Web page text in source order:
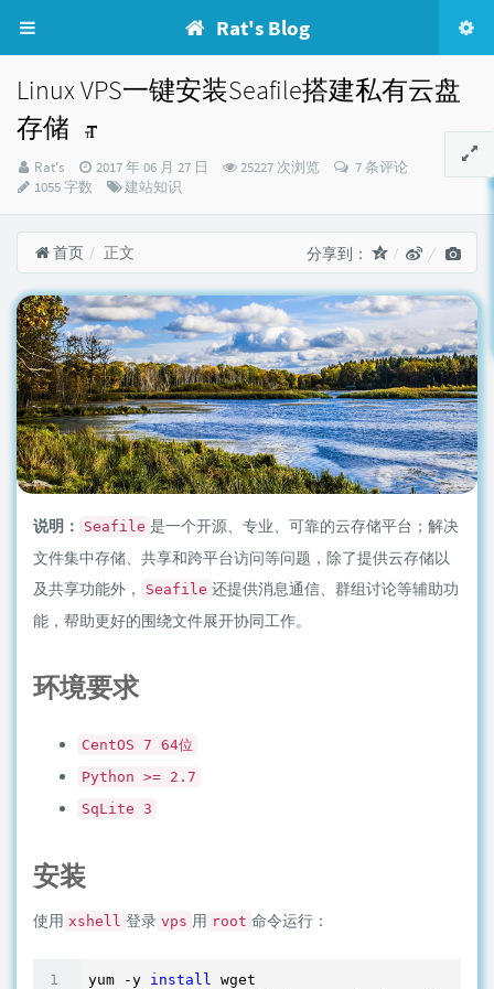
Rat's Blog
Linux VPS一键安装Seafile搭建私有云盘
存储
博
主：
Rat's
发
布
2017 年 06 月 27 日 25227 次浏览
7 条评论
1055 字数
分
建站知识
首页 正文 分享到：
说明： Seafile 是一个开源、专业、可靠的云存储平台；解决
文件集中存储、共享和跨平台访问等问题，除了提供云存储以
及共享功能外，
Seafile 还提供消息通信、群组讨论等辅助功
能，帮助更好的围绕文件展开协同工作。
环境要求
CentOS 7 64位
Python >= 2.7
SqLite 3
安装
使用 xshell 登录 vps 用 root 命令运行：
yum -y install wget